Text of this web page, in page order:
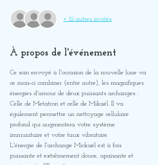
+ 12 autres invités
À propos de l'événement
Ce soin envoyé à l'occasion de la nouvelle lune va
ce mois-ci combiner (entre autre), les magnifiques
énergies d'amour de deux puissants archanges :
Celle de Metatron et celle de Mikaël. Il va
également permettre un nettoyage cellulaire
profond qui augmentera votre système
immunitaire et votre taux vibratoire.
L'énergie de l'archange Mickaël est à fois
puissante et extrêmement douce, apaisante et